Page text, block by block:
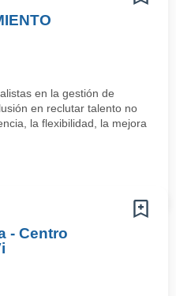
en la gestión de
en reclutar talento no
la flexibilidad, la mejora
- Centro